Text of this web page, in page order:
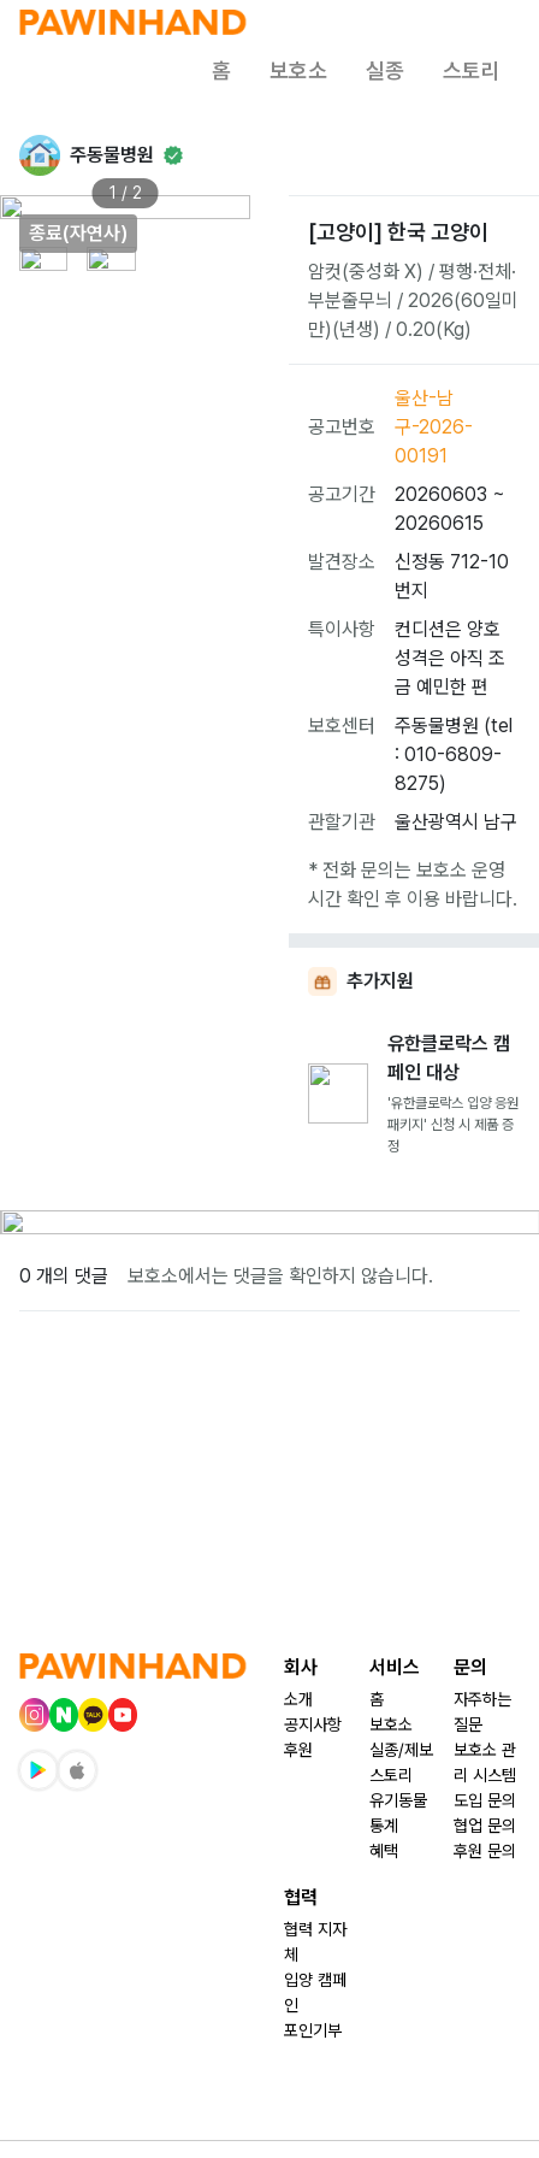
홈 보호소 실종 스토리
주동물병원
종료(자연사)
1 / 2
[고양이] 한국 고양이
암컷(중성화 X) / 평행·전체·
부분줄무늬 / 2026(60일미
만)(년생) / 0.20(Kg)
공고번호
울산-남
구-2026-
00191
공고기간
20260603 ~
20260615
발견장소
신정동 712-10
번지
특이사항
컨디션은 양호
성격은 아직 조
금 예민한 편
보호센터
주동물병원 (tel
: 010-6809-
8275)
관할기관
울산광역시 남구
* 전화 문의는 보호소 운영
시간 확인 후 이용 바랍니다.
추가지원
유한클로락스 캠
페인 대상
'유한클로락스 입양 응원
패키지' 신청 시 제품 증
정
0 개의 댓글 보호소에서는 댓글을 확인하지 않습니다.
회사
소개
공지사항
후원
서비스
홈
보호소
실종/제보
스토리
유기동물
통계
혜택
문의
자주하는
질문
보호소 관
리 시스템
도입 문의
협업 문의
후원 문의
협력
협력 지자
체
입양 캠페
인
포인기부